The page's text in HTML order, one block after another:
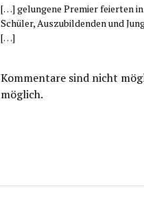
[…] gelungene Premier feierten
Schüler, Auszubildenden und
[…]
Kommentare sind nicht
möglich.